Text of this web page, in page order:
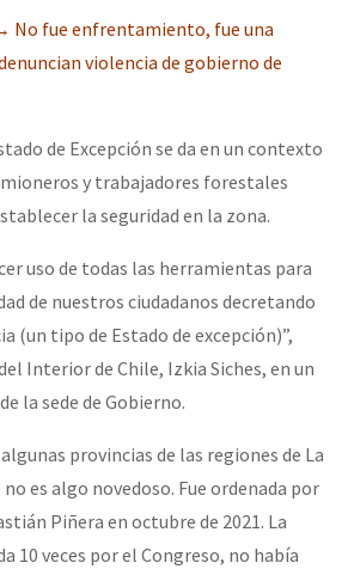
No fue enfrentamiento, fue una
violencia de gobierno de
de Excepción se da en un contexto
y trabajadores forestales
la seguridad en la zona.
uso de todas las herramientas para
de nuestros ciudadanos decretando
(un tipo de Estado de excepción)”,
Interior de Chile, Izkia Siches, en un
la sede de Gobierno.
provincias de las regiones de La
es algo novedoso. Fue ordenada por
Piñera en octubre de 2021. La
10 veces por el Congreso, no había